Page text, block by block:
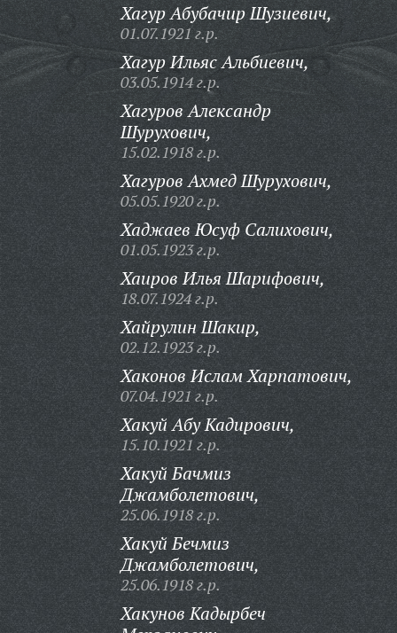
Хагур Абубачир Шузиевич,
01.07.1921 г.р.
Хагур Ильяс Альбиевич,
03.05.1914 г.р.
Хагуров Александр
Шурухович,
15.02.1918 г.р.
Хагуров Ахмед Шурухович,
05.05.1920 г.р.
Хаджаев Юсуф Салихович,
01.05.1923 г.р.
Хаиров Илья Шарифович,
18.07.1924 г.р.
Хайрулин Шакир,
02.12.1923 г.р.
Хаконов Ислам Харпатович,
07.04.1921 г.р.
Хакуй Абу Кадирович,
15.10.1921 г.р.
Хакуй Бачмиз
Джамболетович,
25.06.1918 г.р.
Хакуй Бечмиз
Джамболетович,
25.06.1918 г.р.
Хакунов Кадырбеч